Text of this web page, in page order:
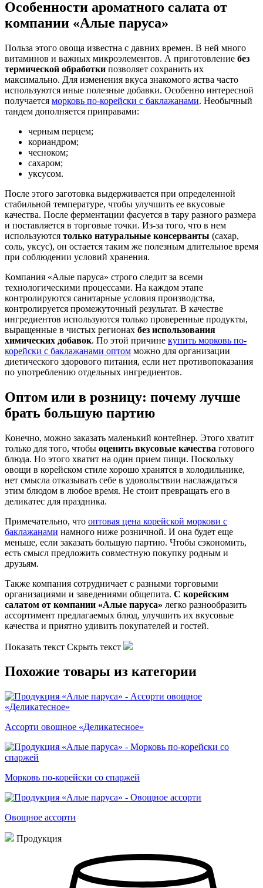
Особенности ароматного салата от
компании «Алые паруса»
Польза этого овоща известна с давних времен. В ней много
витаминов и важных микроэлементов. А приготовление без
термической обработки позволяет сохранить их
максимально. Для изменения вкуса знакомого яства часто
используются иные полезные добавки. Особенно интересной
получается морковь по-корейски с баклажанами. Необычный
тандем дополняется приправами:
черным перцем;
кориандром;
чесноком;
сахаром;
уксусом.
После этого заготовка выдерживается при определенной
стабильной температуре, чтобы улучшить ее вкусовые
качества. После ферментации фасуется в тару разного размера
и поставляется в торговые точки. Из-за того, что в нем
используются только натуральные консерванты (сахар,
соль, уксус), он остается таким же полезным длительное время
при соблюдении условий хранения.
Компания «Алые паруса» строго следит за всеми
технологическими процессами. На каждом этапе
контролируются санитарные условия производства,
контролируется промежуточный результат. В качестве
ингредиентов используются только проверенные продукты,
выращенные в чистых регионах без использования
химических добавок. По этой причине купить морковь по-
корейски с баклажанами оптом можно для организации
диетического здорового питания, если нет противопоказания
по употреблению отдельных ингредиентов.
Оптом или в розницу: почему лучше
брать большую партию
Конечно, можно заказать маленький контейнер. Этого хватит
только для того, чтобы оценить вкусовые качества готового
блюда. Но этого хватит на один прием пищи. Поскольку
овощи в корейском стиле хорошо хранятся в холодильнике,
нет смысла отказывать себе в удовольствии наслаждаться
этим блюдом в любое время. Не стоит превращать его в
деликатес для праздника.
Примечательно, что оптовая цена корейской моркови с
баклажанами намного ниже розничной. И она будет еще
меньше, если заказать большую партию. Чтобы сэкономить,
есть смысл предложить совместную покупку родным и
друзьям.
Также компания сотрудничает с разными торговыми
организациями и заведениями общепита. С корейским
салатом от компании «Алые паруса» легко разнообразить
ассортимент предлагаемых блюд, улучшить их вкусовые
качества и приятно удивить покупателей и гостей.
Показать текст Скрыть текст
Похожие товары из категории
Ассорти овощное «Деликатесное»
Морковь по-корейски со спаржей
Овощное ассорти
Продукция